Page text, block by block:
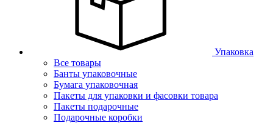
Упаковка
Все товары
Банты упаковочные
Бумага упаковочная
Пакеты для упаковки и фасовки товара
Пакеты подарочные
Подарочные коробки